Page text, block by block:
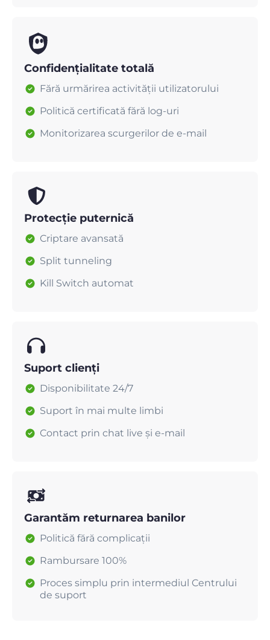
Confidențialitate totală
Fără urmărirea activității utilizatorului
Politică certificată fără log-uri
Monitorizarea scurgerilor de e-mail
Protecție puternică
Criptare avansată
Split tunneling
Kill Switch automat
Suport clienți
Disponibilitate 24/7
Suport în mai multe limbi
Contact prin chat live și e-mail
Garantăm returnarea banilor
Politică fără complicații
Rambursare 100%
Proces simplu prin intermediul Centrului
de suport